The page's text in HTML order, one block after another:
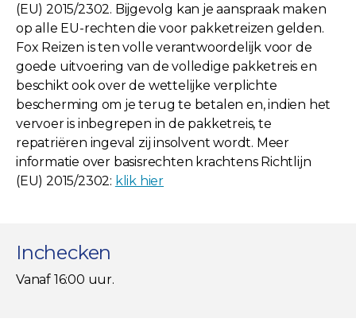
(EU) 2015/2302. Bijgevolg kan je aanspraak maken
op alle EU-rechten die voor pakketreizen gelden.
Fox Reizen is ten volle verantwoordelijk voor de
goede uitvoering van de volledige pakketreis en
beschikt ook over de wettelijke verplichte
bescherming om je terug te betalen en, indien het
vervoer is inbegrepen in de pakketreis, te
repatriëren ingeval zij insolvent wordt. Meer
informatie over basisrechten krachtens Richtlijn
(EU) 2015/2302: klik hier
Inchecken
Vanaf 16:00 uur.